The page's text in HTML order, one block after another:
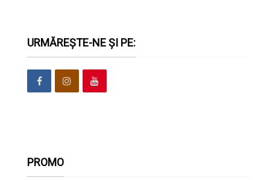
URMĂREȘTE-NE ȘI PE:
PROMO